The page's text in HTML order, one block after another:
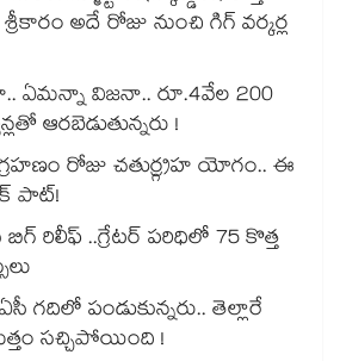
అదే రోజు నుంచి గిగ్ వర్కర్ల
ఏమన్నా విజనా.. రూ.4వేల 200
ఆరబెడుతున్నరు !
రోజు చతుర్గ్రహ యోగం.. ఈ
పాట్!
బిగ్ రిలీఫ్ ..గ్రేటర్ పరిధిలో 75 కొత్త
గదిలో పండుకున్నరు.. తెల్లారే
సచ్చిపోయింది !